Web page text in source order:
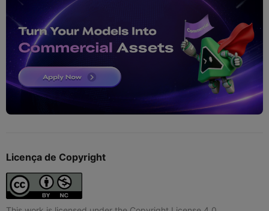
Licença de Copyright